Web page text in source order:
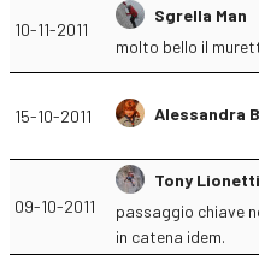
10-11-2011
Sgrella Man
molto bello il
15-10-2011 Alessandra
09-10-2011
Tony Lionetti
passaggio chiave
in catena idem.